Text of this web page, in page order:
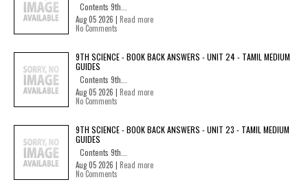
Contents 9th...
Aug 05 2026 | Read more
No Comments
9TH SCIENCE - BOOK BACK ANSWERS - UNIT 24 - TAMIL MEDIUM
GUIDES
Contents 9th...
Aug 05 2026 | Read more
No Comments
9TH SCIENCE - BOOK BACK ANSWERS - UNIT 23 - TAMIL MEDIUM
GUIDES
Contents 9th...
Aug 05 2026 | Read more
No Comments